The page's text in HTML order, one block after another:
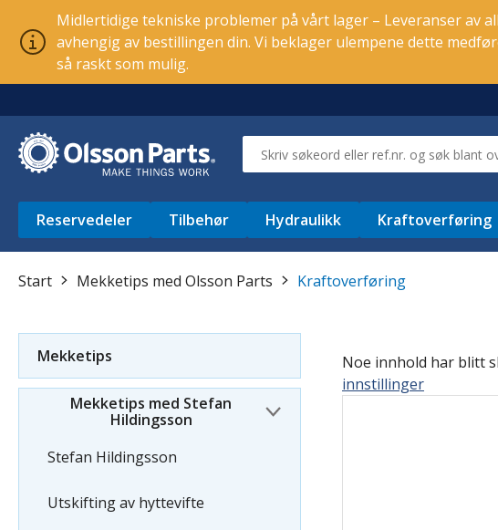
Midlertidige tekniske problemer på vårt lager – Leveranser av
avhengig av bestillingen din. Vi beklager ulempene dette
så raskt som mulig.
Reservedeler Tilbehør Hydraulikk Kraftoverføring
Start Mekketips med Olsson Parts Kraftoverføring
Mekketips
Mekketips med Stefan
Hildingsson
Stefan Hildingsson
Utskifting av hyttevifte
Noe innhold har blitt
innstillinger